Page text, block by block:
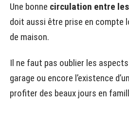
Une bonne circulation entre
doit aussi être prise en compte
de maison.
Il ne faut pas oublier les
garage ou encore l’existence
profiter des beaux jours en